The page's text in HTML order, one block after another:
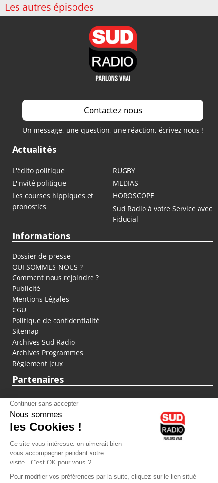
Les autres épisodes
Contactez nous
Un message, une question, une réaction, écrivez nous !
Actualités
L'édito politique
RUGBY
L'invité politique
MEDIAS
Les courses hippiques et
pronostics
HOROSCOPE
Sud Radio à votre Service avec
Fiducial
Informations
Dossier de presse
QUI SOMMES-NOUS ?
Comment nous rejoindre ?
Publicité
Mentions Légales
CGU
Politique de confidentialité
Sitemap
Archives Sud Radio
Archives Programmes
Règlement jeux
Partenaires
fiducial.fr
lyoncapitale.fr
olympique-et-lyonnais.com
L'application Iphone / Android
Téléchargez l'application